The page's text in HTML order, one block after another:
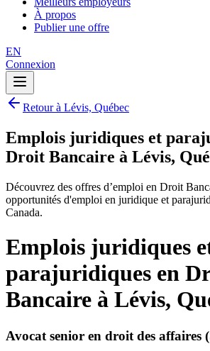
À propos
Publier une offre
EN
Connexion
Retour à Lévis, Québec
Emplois juridiques et
Droit Bancaire à Lévis,
Découvrez des offres d’emploi en Droit
opportunités d'emploi en juridique et
Canada.
Emplois juridiques
parajuridiques en
Bancaire à Lévis,
Avocat senior en droit des affaires